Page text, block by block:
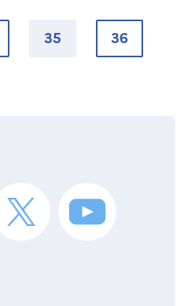
35 36